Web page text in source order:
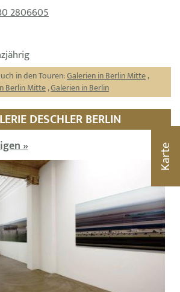
2806605
in den Touren:Galerien in Berlin Mitte,
Berlin Mitte,Galerien in Berlin
DESCHLER BERLIN
» Karte